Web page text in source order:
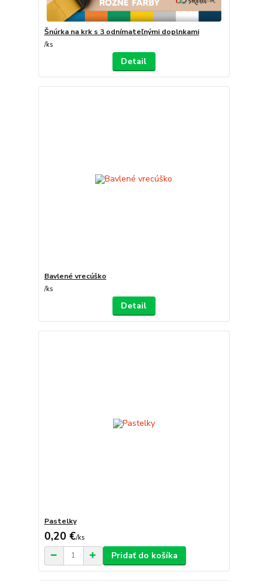
Šnúrka na krk s 3 odnímateľnými doplnkami
/ks
Detail
Bavlené vrecúško
/ks
Detail
Pastelky
0,20 €/ks
Pridať do košíka